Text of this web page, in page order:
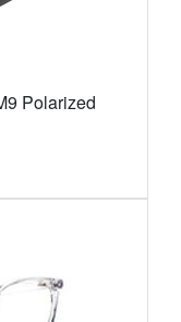
Polarized